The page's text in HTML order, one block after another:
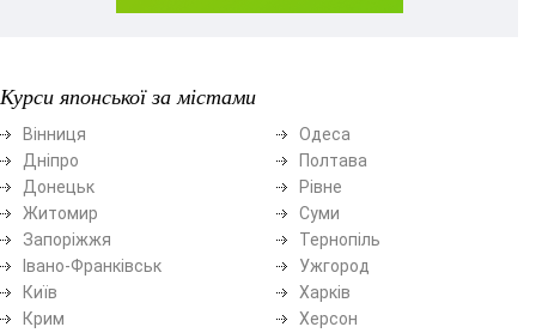
Курси японської за містами
Вінниця
Дніпро
Донецьк
Житомир
Запоріжжя
Івано-Франківськ
Київ
Крим
Одеса
Полтава
Рівне
Суми
Тернопіль
Ужгород
Харків
Херсон